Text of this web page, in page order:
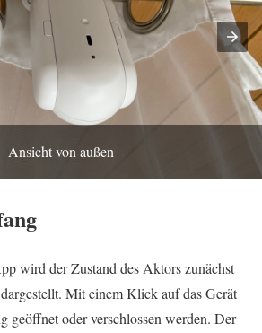
Ansicht von außen
wird der Zustand des Aktors zunächst
Mit einem Klick auf das Gerät
geöffnet oder verschlossen werden. Der